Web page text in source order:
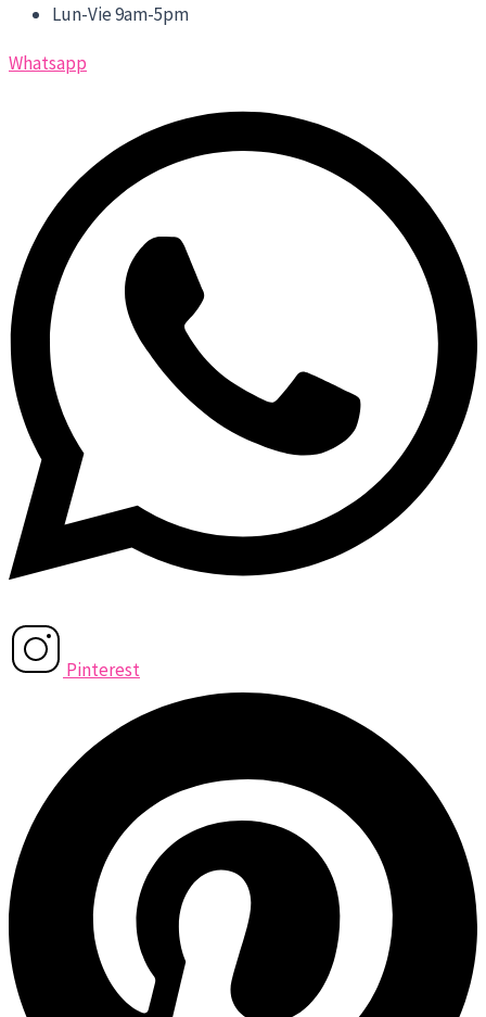
Lun-Vie 9am-5pm
Whatsapp
Pinterest